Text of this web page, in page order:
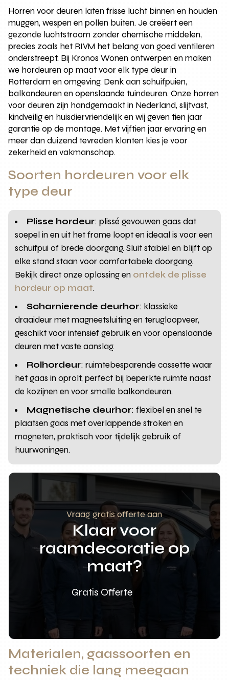
Horren voor deuren laten frisse lucht binnen en houden
muggen, wespen en pollen buiten. Je creëert een
gezonde luchtstroom zonder chemische middelen,
precies zoals het RIVM het belang van goed ventileren
onderstreept. Bij Kronos Wonen ontwerpen en maken
we hordeuren op maat voor elk type deur in
Rotterdam en omgeving. Denk aan schuifpuien,
balkondeuren en openslaande tuindeuren. Onze horren
voor deuren zijn handgemaakt in Nederland, slijtvast,
kindveilig en huisdiervriendelijk en wij geven tien jaar
garantie op de montage. Met vijftien jaar ervaring en
meer dan duizend tevreden klanten kies je voor
zekerheid en vakmanschap.
Soorten hordeuren voor elk
type deur
Plisse hordeur: plissé gevouwen gaas dat
soepel in en uit het frame loopt en ideaal is voor een
schuifpui of brede doorgang. Sluit stabiel en blijft op
elke stand staan voor comfortabele doorgang.
Bekijk direct onze oplossing en ontdek de plisse
hordeur op maat.
Scharnierende deurhor: klassieke
draaideur met magneetsluiting en terugloopveer,
geschikt voor intensief gebruik en voor openslaande
deuren met vaste aanslag.
Rolhordeur: ruimtebesparende cassette waar
het gaas in oprolt, perfect bij beperkte ruimte naast
de kozijnen en voor smalle balkondeuren.
Magnetische deurhor: flexibel en snel te
plaatsen gaas met overlappende stroken en
magneten, praktisch voor tijdelijk gebruik of
huurwoningen.
Vraag gratis offerte aan
Klaar voor
raamdecoratie op
maat?
Gratis Offerte
Materialen, gaassoorten en
techniek die lang meegaan